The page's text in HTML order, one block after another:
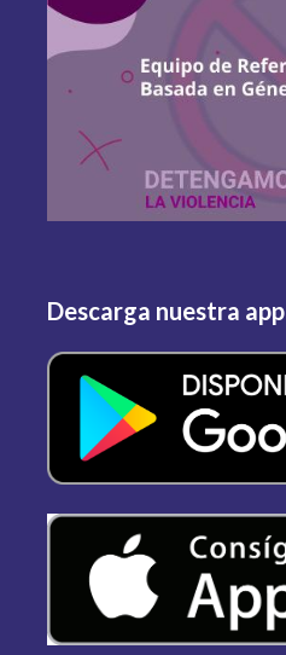
Descarga nuestra app